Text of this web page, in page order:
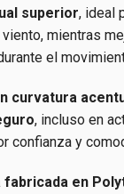
superior, ideal
mientras
el
curvatura
, incluso en
confianza y
fabricada en